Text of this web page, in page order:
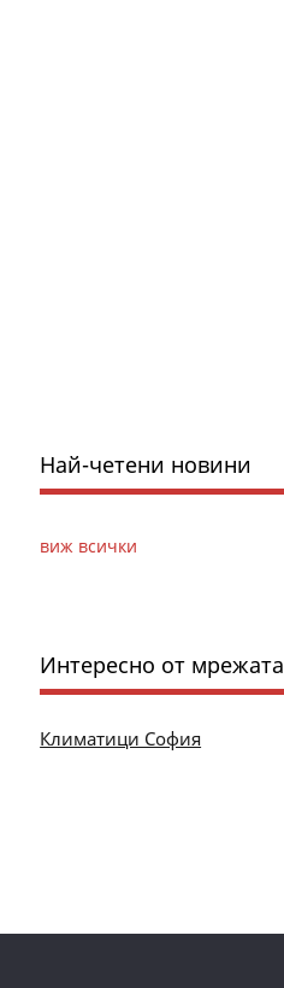
Най-четени новини
виж всички
Интересно от мрежата
Климатици София